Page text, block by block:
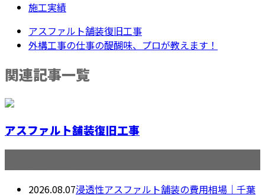
施工実績
アスファルト舗装復旧工事
外構工事の仕事の醍醐味、プロが教えます！
関連記事一覧
アスファルト舗装復旧工事
2026.08.07浸透性アスファルト舗装の費用相場｜千葉